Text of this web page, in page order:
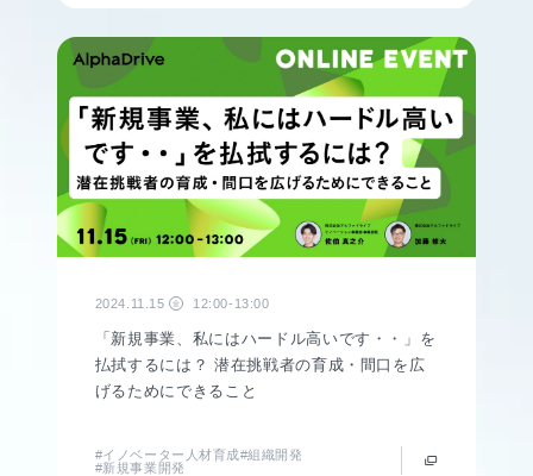
2024.11.15 金 12:00-13:00
「新規事業、私にはハードル高いです・・」を
払拭するには？ 潜在挑戦者の育成・間口を広
げるためにできること
#イノベーター人材育成#組織開発
#新規事業開発